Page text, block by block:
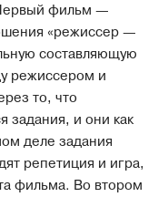
фильм —
«режиссер —
составляющую
режиссером и
то, что
задания, и они как
деле задания
репетиция и игра,
фильма. Во втором